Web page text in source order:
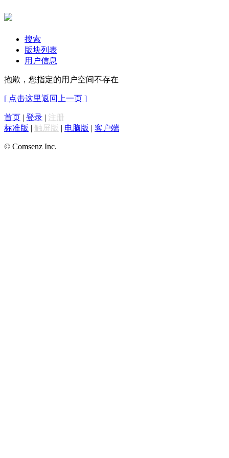
搜索
版块列表
用户信息
抱歉，您指定的用户空间不存在
[ 点击这里返回上一页 ]
首页 | 登录 | 注册
标准版 | 触屏版 | 电脑版 | 客户端
© Comsenz Inc.